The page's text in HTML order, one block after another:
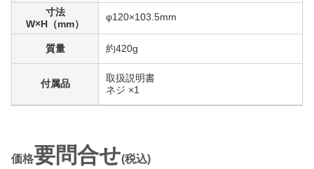
寸法
W×H（mm）
φ120×103.5mm
質量 約420g
付属品
取扱説明書
ネジ ×1
価格要問合せ(税込)